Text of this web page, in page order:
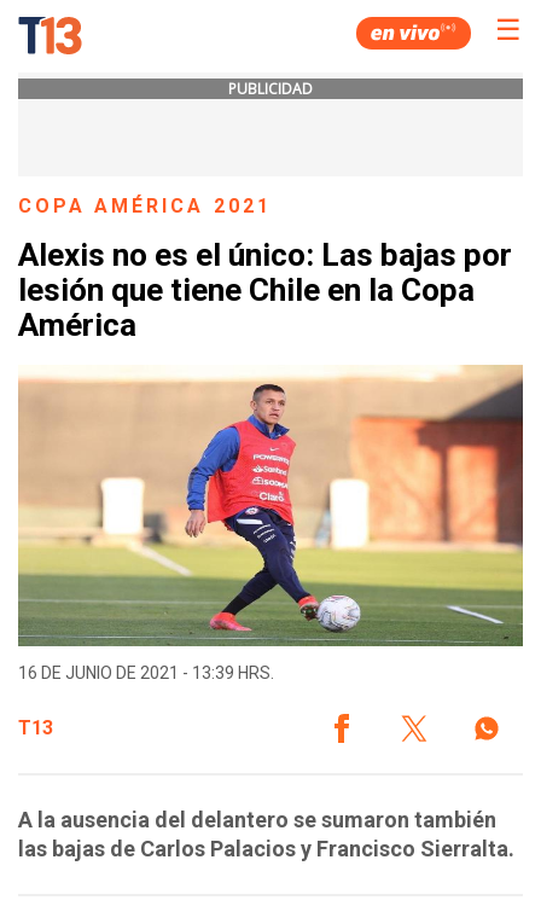
☰
PUBLICIDAD
COPA AMÉRICA 2021
Alexis no es el único: Las bajas por
lesión que tiene Chile en la Copa
América
16 DE JUNIO DE 2021 - 13:39 HRS.
T13
A la ausencia del delantero se sumaron también
las bajas de Carlos Palacios y Francisco Sierralta.